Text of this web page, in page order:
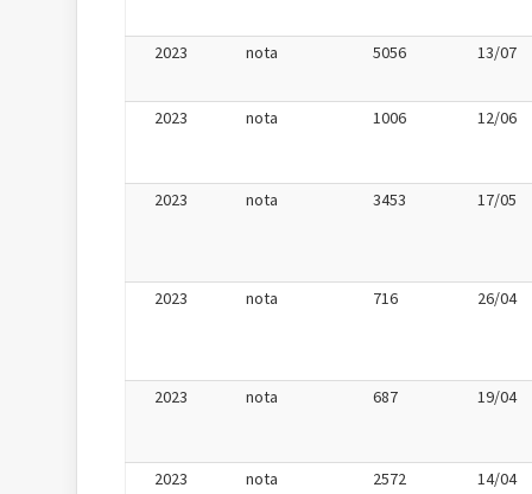
2023 nota 5056 13/07
2023 nota 1006 12/06
2023 nota 3453 17/05
2023 nota 716 26/04
2023 nota 687 19/04
2023 nota 2572 14/04